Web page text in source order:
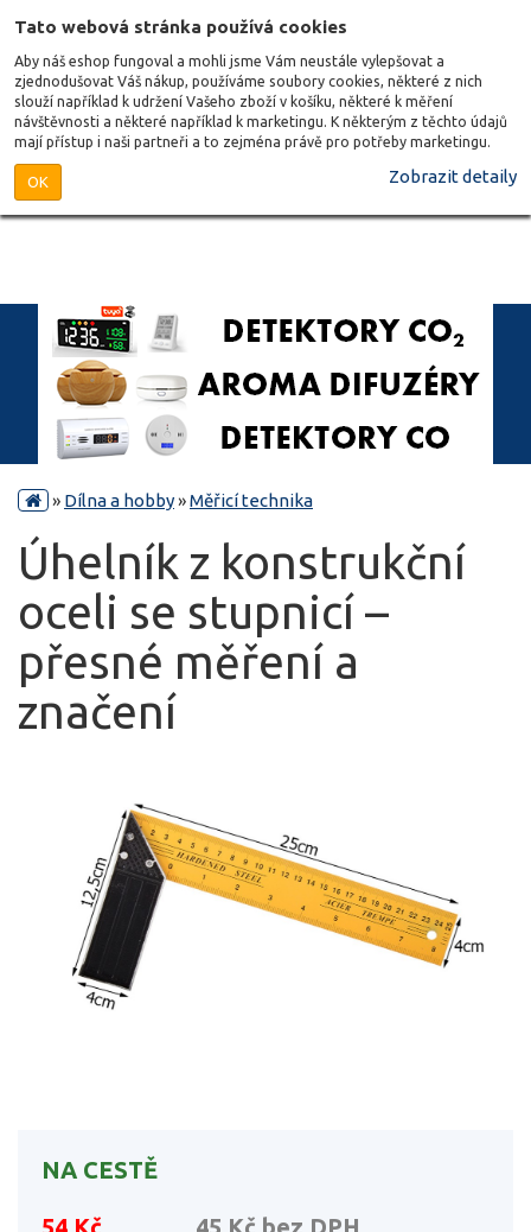
Tato webová stránka používá cookies
Aby náš eshop fungoval a mohli jsme Vám neustále vylepšovat a
zjednodušovat Váš nákup, používáme soubory cookies, některé z nich
slouží například k udržení Vašeho zboží v košíku, některé k měření
návštěvnosti a některé například k marketingu. K některým z těchto údajů
mají přístup i naši partneři a to zejména právě pro potřeby marketingu.
OK Zobrazit detaily
» Dílna a hobby»Měřicí technika
Úhelník z konstrukční
oceli se stupnicí –
přesné měření a
značení
NA CESTĚ
54 Kč 45 Kč bez DPH